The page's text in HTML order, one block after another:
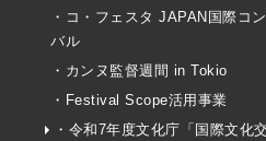
・コ・フェスタ JAPAN国際コ
バル
・カンヌ監督週間 in Tokio
・Festival Scope活用事業
・令和7年度文化庁「国際文化